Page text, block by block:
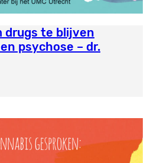
drugs te blijven
psychose – dr.